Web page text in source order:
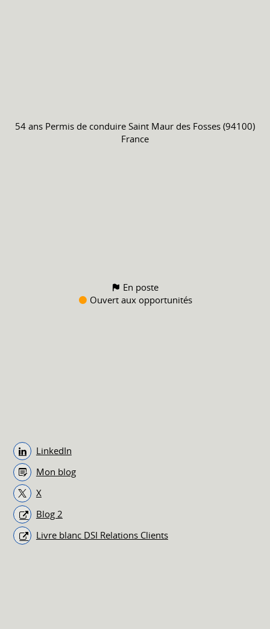
54 ans Permis de conduire Saint Maur des Fosses (94100)
France
En poste
Ouvert aux opportunités
LinkedIn
Mon blog
X
Blog 2
Livre blanc DSI Relations Clients